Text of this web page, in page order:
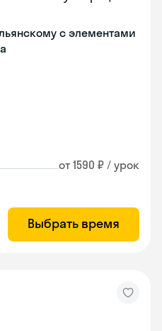
с элементами
от 1590 ₽ / урок
Выбрать время